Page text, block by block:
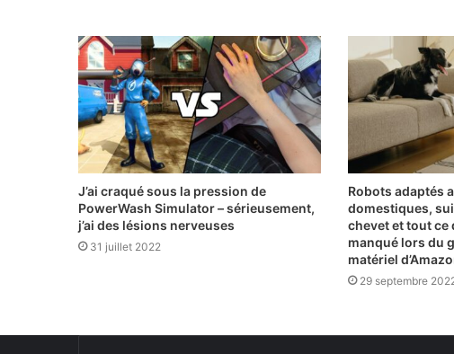
J’ai craqué sous la pression de
PowerWash Simulator – sérieusement,
j’ai des lésions nerveuses
31 juillet 2022
Robots adaptés
domestiques,
chevet et tout ce
manqué lors du
matériel
29 septembre